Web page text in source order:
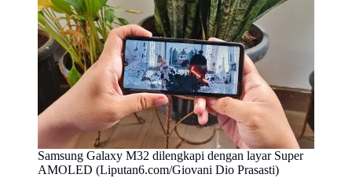
Samsung Galaxy M32 dilengkapi dengan layar Super
AMOLED (Liputan6.com/Giovani Dio Prasasti)